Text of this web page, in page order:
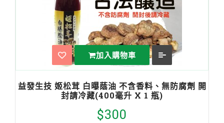
加入購物車
益發生技 姬松茸 白曝蔭油 不含香料、無防腐劑 開
封請冷藏(400毫升 X 1 瓶)
$300